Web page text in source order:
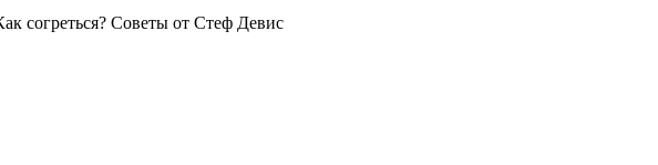
согреться? Советы от Стеф Девис